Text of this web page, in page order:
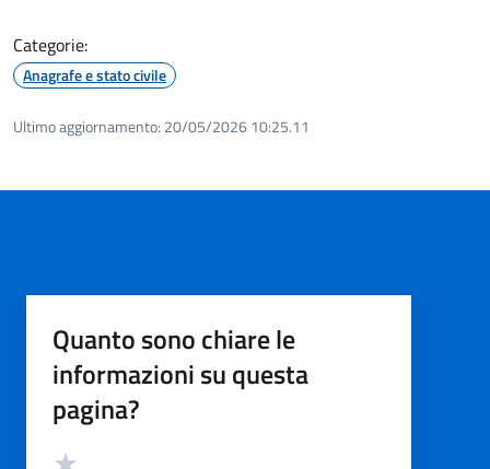
Categorie:
Anagrafe e stato civile
Ultimo aggiornamento: 20/05/2026 10:25.11
Quanto sono chiare le
informazioni su questa
pagina?
Valutazione